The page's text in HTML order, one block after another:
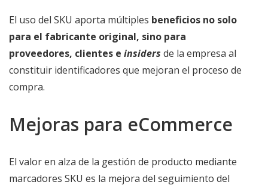
El uso del SKU aporta múltiples beneficios no solo
para el fabricante original, sino para
proveedores, clientes e insiders de la empresa al
constituir identificadores que mejoran el proceso de
compra.
Mejoras para eCommerce
El valor en alza de la gestión de producto mediante
marcadores SKU es la mejora del seguimiento del